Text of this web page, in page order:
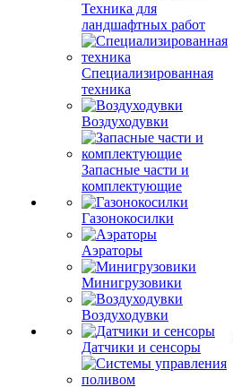
Техника для
ландшафтных работ
Специализированная
техника
Воздуходувки
Запасные части и
комплектующие
Газонокосилки
Аэраторы
Минигрузовики
Воздуходувки
Датчики и сенсоры